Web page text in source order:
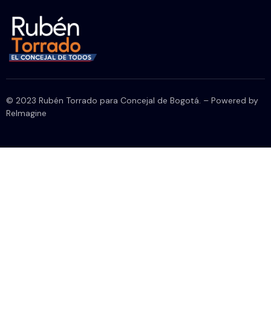
© 2023 Rubén Torrado para Concejal de Bogotá. – Powered by
ReImagine